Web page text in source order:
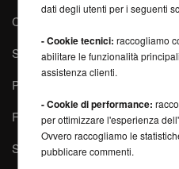
Corsi online di Poledance
Sicurezza durante la Pole Dance
Pole-Finder
FAQ - Domande frequenti
Sponsorizzazioni ed eventi
dati degli utenti per i seguenti
- Cookie tecnici: raccogliamo
abilitare le funzionalità
assistenza clienti.
- Cookie di performance:
per ottimizzare l'esperienza
Ovvero raccogliamo le
pubblicare commenti.